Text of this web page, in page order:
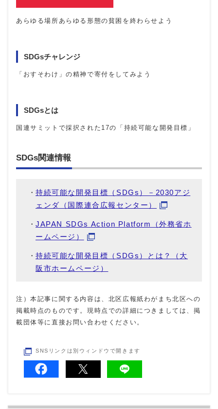
あらゆる場所あらゆる形態の貧困を終わらせよう
SDGsチャレンジ
「おすそわけ」の精神で寄付をしてみよう
SDGsとは
国連サミットで採択された17の「持続可能な開発目標」
SDGs関連情報
持続可能な開発目標（SDGs）－2030アジ
ェンダ（国際連合広報センター）
JAPAN SDGs Action Platform（外務省ホ
ームページ）
持続可能な開発目標（SDGs）とは？（大
阪市ホームページ）
注）本記事に関する内容は、北区広報紙わがまち北区への
掲載時点のものです。現時点での詳細につきましては、掲
載団体等に直接お問い合わせください。
SNSリンクは別ウィンドウで開きます